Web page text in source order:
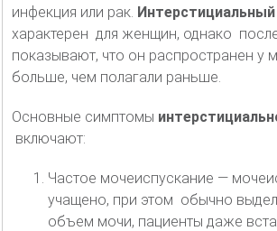
инфекция или рак.
характерен для женщин, однако
показывают, что он распространен у
больше, чем полагали раньше.
Основные симптомы
включают:
Частое мочеиспускание —
учащено, при этом обычно
объем мочи, пациенты даже